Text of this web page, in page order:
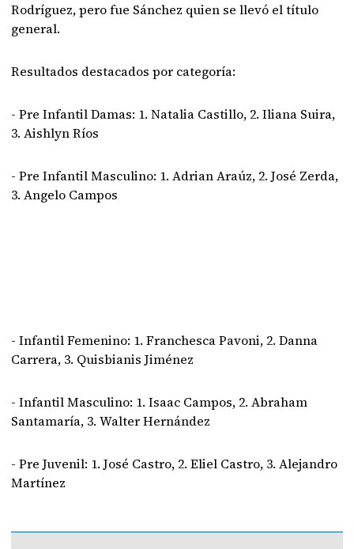
Rodríguez, pero fue Sánchez quien se llevó el título
general.
Resultados destacados por categoría:
- Pre Infantil Damas: 1. Natalia Castillo, 2. Iliana Suira,
3. Aishlyn Ríos
- Pre Infantil Masculino: 1. Adrian Araúz, 2. José Zerda,
3. Angelo Campos
- Infantil Femenino: 1. Franchesca Pavoni, 2. Danna
Carrera, 3. Quisbianis Jiménez
- Infantil Masculino: 1. Isaac Campos, 2. Abraham
Santamaría, 3. Walter Hernández
- Pre Juvenil: 1. José Castro, 2. Eliel Castro, 3. Alejandro
Martínez